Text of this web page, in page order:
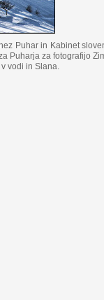
Puhar in Kabinet
Puharja za fotografijo
vodi in Slana.